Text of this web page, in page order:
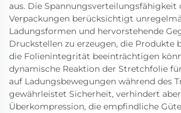
aus. Die
Verpackungen berücksichtigt
Ladungsformen und hervorstehende
Druckstellen zu erzeugen, die Produkte
die Folienintegrität beeinträchtigen
dynamische Reaktion der Stretchfolie
auf Ladungsbewegungen während des
gewährleistet Sicherheit, verhindert
Überkompression, die empfindliche